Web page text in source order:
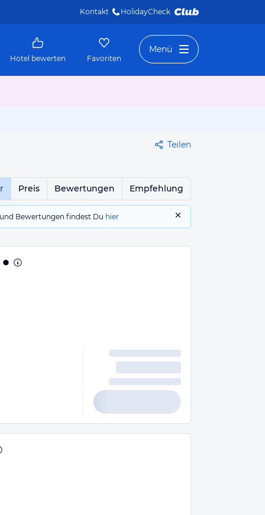
Kontakt HolidayCheck
Hotel bewerten Favoriten
Menü
Teilen
Preis Bewertungen Empfehlung
Bewertungen findest Du hier